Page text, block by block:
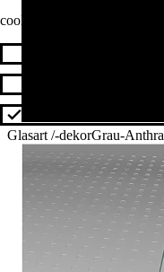
Glasart /-dekorGrau-
cookie-info-descr